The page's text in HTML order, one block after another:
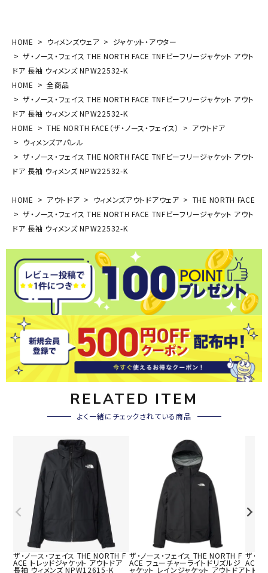
HOME ウィメンズウェア
ジャケット・アウター
ザ・ノース・フェイス THE NORTH FACE TNFビーフリージャケット アウト
ドア 長袖 ウィメンズ NPW22532-K
HOME
全商品
ザ・ノース・フェイス THE NORTH FACE TNFビーフリージャケット アウト
ドア 長袖 ウィメンズ NPW22532-K
HOME
THE NORTH FACE（ザ・ノース・フェイス）
アウトドア
ウィメンズアパレル
ザ・ノース・フェイス THE NORTH FACE TNFビーフリージャケット アウト
ドア 長袖 ウィメンズ NPW22532-K
HOME アウトドア ウィメンズアウトドアウェア
THE NORTH FACE
ザ・ノース・フェイス THE NORTH FACE TNFビーフリージャケット アウト
ドア 長袖 ウィメンズ NPW22532-K
RELATED ITEM
よく一緒にチェックされている商品
ザ・ノース・フェイス THE NORTH F
ACE トレッドジャケット アウトドア
長袖 ウィメンズ NPW12615-K
ザ・ノース・フェイス THE NORTH F
ACE フューチャーライトドリズルジ
ャケット レインジャケット アウトドア
ザ・ノ
ACE
トド